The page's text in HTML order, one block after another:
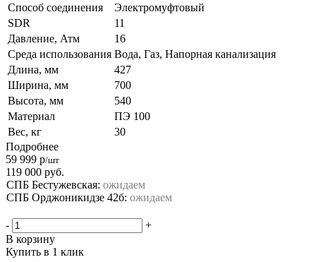
Способ соединения
Электромуфтовый
SDR
11
Давление, Атм
16
Среда использования Вода, Газ, Напорная канализация
Длина, мм
427
Ширина, мм
700
Высота, мм
540
Материал
ПЭ 100
Вес, кг
30
Подробнее
59 999 р/шт
119 000 руб.
СПБ Бестужевская: ожидаем
СПБ Орджоникидзе 42б: ожидаем
-
+
В корзину
Купить в 1 клик